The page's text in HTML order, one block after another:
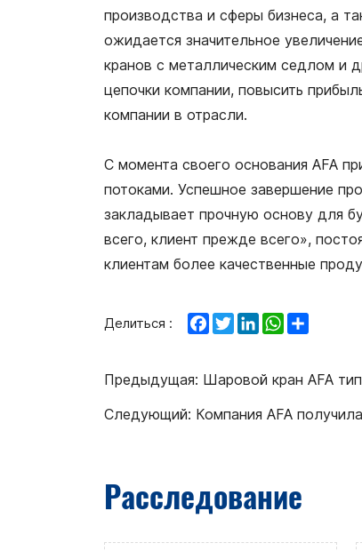
производства и сферы бизнеса, а
ожидается значительное
кранов с металлическим седлом и
цепочки компании, повысить
компании в отрасли.
С момента своего основания AFA
потоками. Успешное завершение
закладывает прочную основу для
всего, клиент прежде всего»,
клиентам более качественные
Делиться : Facebook
TwitterLinkedInWhatsApp
Предыдущая: Шаровой кран AFA
Следующий: Компания AFA
Расследование